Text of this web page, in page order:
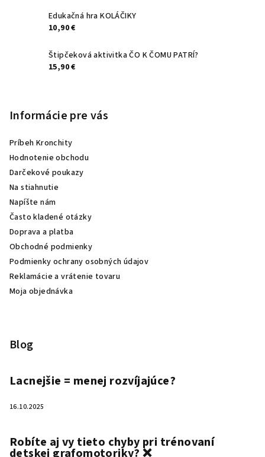
Edukačná hra KOLÁČIKY
10,90 €
Štipčeková aktivitka ČO K ČOMU PATRÍ?
15,90 €
Informácie pre vás
Príbeh Kronchity
Hodnotenie obchodu
Darčekové poukazy
Na stiahnutie
Napíšte nám
Často kladené otázky
Doprava a platba
Obchodné podmienky
Podmienky ochrany osobných údajov
Reklamácie a vrátenie tovaru
Moja objednávka
Blog
Lacnejšie = menej rozvíjajúce?
16.10.2025
Robíte aj vy tieto chyby pri trénovaní
detskej grafomotoriky? ❌